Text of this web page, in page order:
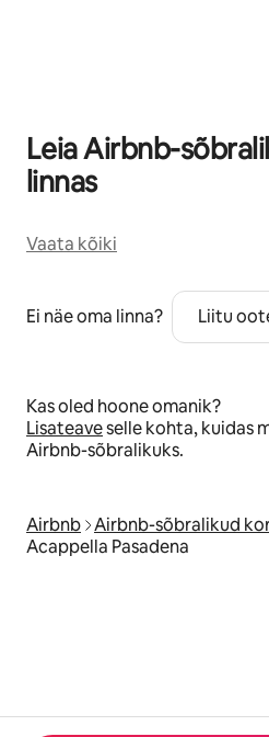
Leia Airbnb-
linnas
Vaata kõiki
Ei näe oma linna? Liitu
Kas oled hoone omanik?
Lisateaveselle kohta, kuidas
Airbnb-sõbralikuks.
Airbnb Airbnb-sõbralikud
Acappella Pasadena